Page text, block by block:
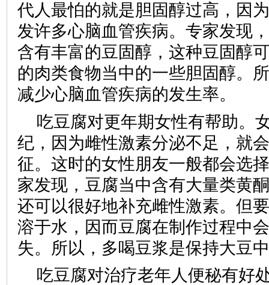
代人最怕的就是胆固醇过高，因
发许多心脑血管疾病。专家发现
含有丰富的豆固醇，这种豆固醇
的肉类食物当中的一些胆固醇。
减少心脑血管疾病的发生率。
吃豆腐对更年期女性有帮助。
纪，因为雌性激素分泌不足，就
征。这时的女性朋友一般都会选
家发现，豆腐当中含有大量类黄
还可以很好地补充雌性激素。但
溶于水，因而豆腐在制作过程中
失。所以，多喝豆浆是保持大豆
吃豆腐对治疗老年人便秘有好